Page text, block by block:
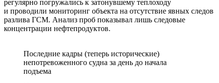
регулярно погружались к затонувшему теплоходу
и проводили мониторинг объекта на отсутствие явных следов
разлива ГСМ. Анализ проб показывал лишь следовые
концентрации нефтепродуктов.
Последние кадры (теперь исторические)
непотревоженного судна за день до начала
подъема